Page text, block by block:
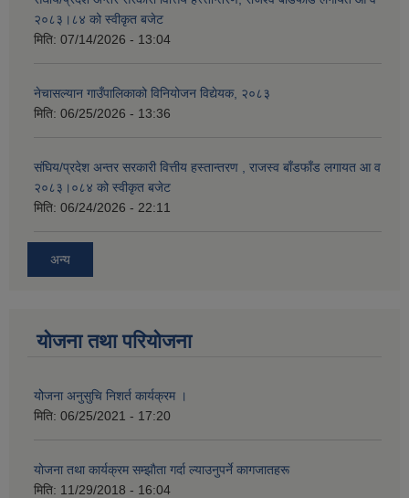
२०८३।८४ को स्वीकृत बजेट
मिति: 07/14/2026 - 13:04
नेचासल्यान गाउँपालिकाको विनियोजन विद्येयक, २०८३
मिति: 06/25/2026 - 13:36
संघिय/प्रदेश अन्तर सरकारी वित्तीय हस्तान्तरण , राजस्व बाँडफाँड लगायत आ व
२०८३।०८४ को स्वीकृत बजेट
मिति: 06/24/2026 - 22:11
अन्य
योजना तथा परियोजना
योेजना अनुसुचि निशर्त कार्यक्रम ।
मिति: 06/25/2021 - 17:20
याेजना तथा कार्यक्रम सम्झाैता गर्दा ल्याउनुपर्ने कागजातहरू
मिति: 11/29/2018 - 16:04